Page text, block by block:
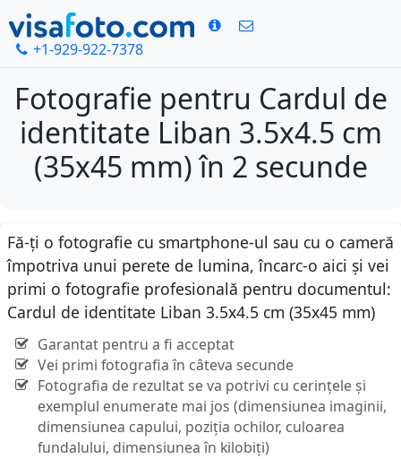
+1-929-922-7378
Fotografie pentru Cardul de
identitate Liban 3.5x4.5 cm
(35x45 mm) în 2 secunde
Fă-ți o fotografie cu smartphone-ul sau cu o cameră
împotriva unui perete de lumina, încarc-o aici și vei
primi o fotografie profesională pentru documentul:
Cardul de identitate Liban 3.5x4.5 cm (35x45 mm)
Garantat pentru a fi acceptat
Vei primi fotografia în câteva secunde
Fotografia de rezultat se va potrivi cu cerințele și
exemplul enumerate mai jos (dimensiunea imaginii,
dimensiunea capului, poziția ochilor, culoarea
fundalului, dimensiunea în kilobiți)